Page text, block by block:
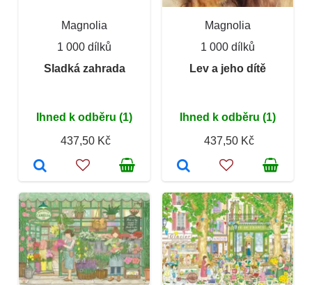
Magnolia
1 000 dílků
Sladká zahrada
Ihned k odběru (1)
437,50 Kč
Magnolia
1 000 dílků
Lev a jeho dítě
Ihned k odběru (1)
437,50 Kč